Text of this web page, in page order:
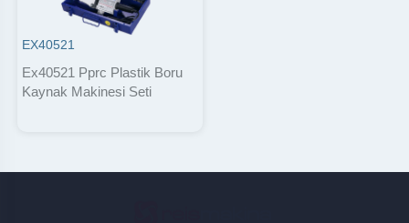
EX40521
Ex40521 Pprc Plastik Boru
Kaynak Makinesi Seti